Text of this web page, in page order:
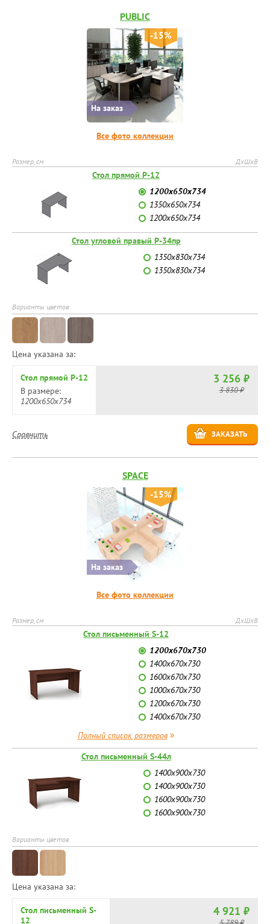
PUBLIC
На заказ
-15%
Все фото коллекции
Размер, см ДхШхВ
Стол прямой Р-12
1200х650х734
1350х650х734
1200х650х734
Стол угловой правый Р-34пр
1350х830х734
1350х830х734
Варианты цветов
Цена указана за:
Стол прямой Р-12
В размере:
1200х650х734
3 256 ₽
3 830 ₽
ЗАКАЗАТЬ
Сравнить
SPACE
На заказ
-15%
Все фото коллекции
Размер, см ДхШхВ
Стол письменный S-12
1200х670х730
1400х670х730
1600х670х730
1000х670х730
1200х670х730
1400х670х730
Полный список размеров»
Стол письменный S-44л
1400х900х730
1400х900х730
1600х900х730
1600х900х730
Варианты цветов
Цена указана за:
Стол письменный S-
12
4 921 ₽